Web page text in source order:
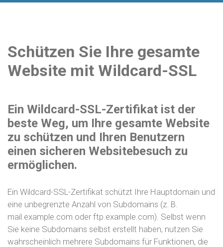
Schützen Sie Ihre gesamte
Website mit Wildcard-SSL
Ein Wildcard-SSL-Zertifikat ist der
beste Weg, um Ihre gesamte Website
zu schützen und Ihren Benutzern
einen sicheren Websitebesuch zu
ermöglichen.
Ein Wildcard-SSL-Zertifikat schützt Ihre Hauptdomain und
eine unbegrenzte Anzahl von Subdomains (z. B.
mail.example.com oder ftp.example.com). Selbst wenn
Sie keine Subdomains selbst erstellt haben, nutzen Sie
wahrscheinlich mehrere Subdomains für Funktionen, die